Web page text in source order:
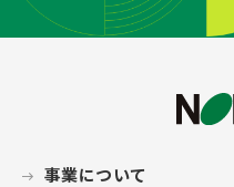
事業について